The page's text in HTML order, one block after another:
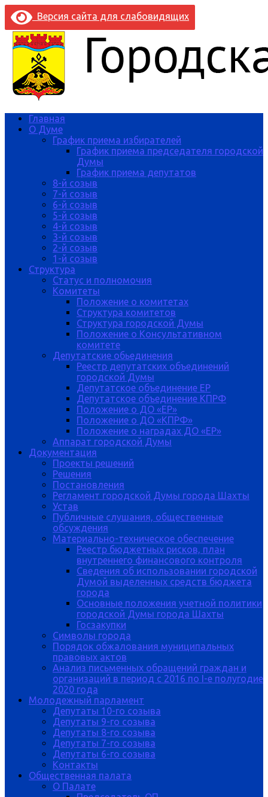
Версия сайта для слабовидящих
Главная
О Думе
График приема избирателей
График приема председателя городской
Думы
График приема депутатов
8-й созыв
7-й созыв
6-й созыв
5-й созыв
4-й созыв
3-й созыв
2-й созыв
1-й созыв
Структура
Статус и полномочия
Комитеты
Положение о комитетах
Структура комитетов
Структура городской Думы
Положение о Консультативном
комитете
Депутатские обьединения
Реестр депутатских объединений
городской Думы
Депутатское объединение ЕР
Депутатское объединение КПРФ
Положение о ДО «ЕР»
Положение о ДО «КПРФ»
Положение о наградах ДО «ЕР»
Аппарат городской Думы
Документация
Проекты решений
Решения
Постановления
Регламент городской Думы города Шахты
Устав
Публичные слушания, общественные
обсуждения
Материально-техническое обеспечение
Реестр бюджетных рисков, план
внутреннего финансового контроля
Сведения об использовании городской
Думой выделенных средств бюджета
города
Основные положения учетной политики
городской Думы города Шахты
Госзакупки
Символы города
Порядок обжалования муниципальных
правовых актов
Анализ письменных обращений граждан и
организаций в период с 2016 по I-е полугодие
2020 года
Молодежный парламент
Депутаты 10-го созыва
Депутаты 9-го созыва
Депутаты 8-го созыва
Депутаты 7-го созыва
Депутаты 6-го созыва
Контакты
Общественная палата
О Палате